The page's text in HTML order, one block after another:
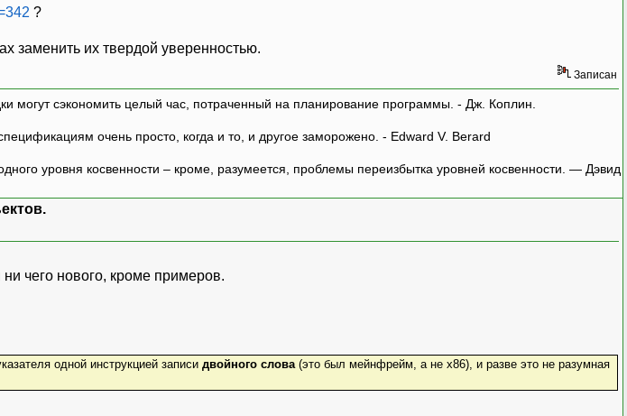
?
заменить их твердой уверенностью.
Записан
могут сэкономить целый час, потраченный на планирование программы. - Дж. Коплин.
очень просто, когда и то, и другое заморожено. - Edward V. Berard
уровня косвенности – кроме, разумеется, проблемы переизбытка уровней косвенности. — Дэвид
чего нового, кроме примеров.
одной инструкцией записи двойного слова(это был мейнфрейм, а не x86), и разве это не разумная